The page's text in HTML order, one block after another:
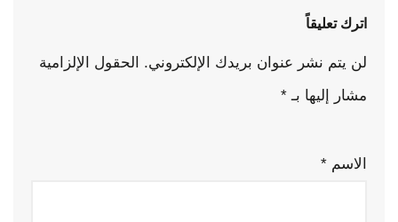
اترك تعليقاً
لن يتم نشر عنوان بريدك الإلكتروني.
الحقول الإلزامية
مشار إليها بـ *
الاسم *